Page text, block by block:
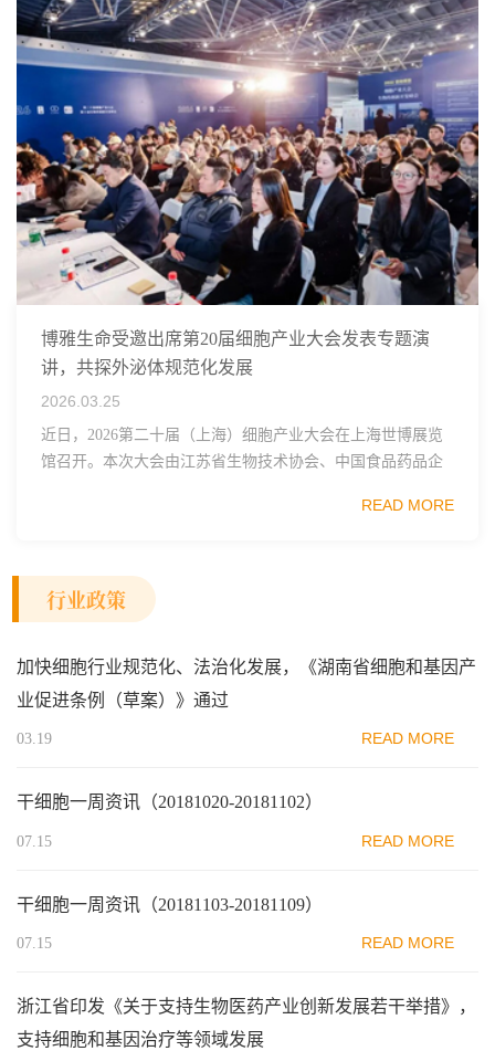
博雅生命受邀出席第20届细胞产业大会发表专题演
讲，共探外泌体规范化发展
2026.03.25
近日，2026第二十届（上海）细胞产业大会在上海世博展览
馆召开。本次大会由江苏省生物技术协会、中国食品药品企
范区生物医药行业协会、瑞士日内瓦长寿科学...
READ MORE
行业政策
加快细胞行业规范化、法治化发展，《湖南省细胞和基因产
业促进条例（草案）》通过
03.19 READ MORE
干细胞一周资讯（20181020-20181102）
07.15 READ MORE
干细胞一周资讯（20181103-20181109）
07.15 READ MORE
浙江省印发《关于支持生物医药产业创新发展若干举措》，
支持细胞和基因治疗等领域发展